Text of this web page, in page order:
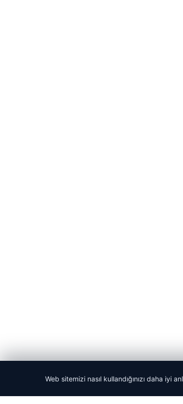
© 2026 Acil Rehber | Gündem Haberleri
Web sitemizi nasıl kullandığınızı daha